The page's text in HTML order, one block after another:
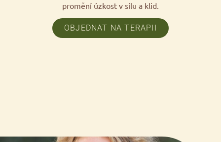
promění úzkost v sílu a klid.
OBJEDNAT NA TERAPII